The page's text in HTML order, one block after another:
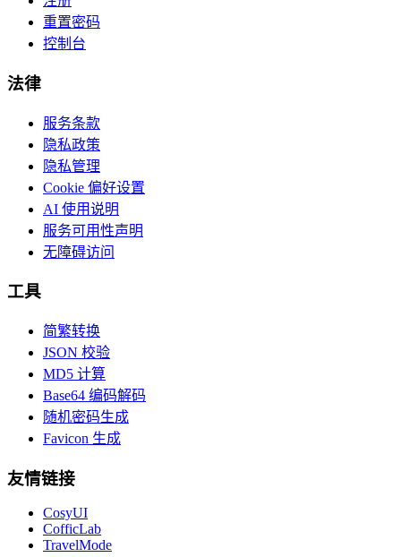
重置密码
控制台
法律
服务条款
隐私政策
隐私管理
Cookie 偏好设置
AI 使用说明
服务可用性声明
无障碍访问
工具
简繁转换
JSON 校验
MD5 计算
Base64 编码解码
随机密码生成
Favicon 生成
友情链接
CosyUI
CofficLab
TravelMode